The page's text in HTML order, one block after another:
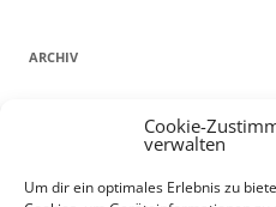
Cookie-
verwalten
Um dir ein optimales Erlebnis zu
ARCHIV